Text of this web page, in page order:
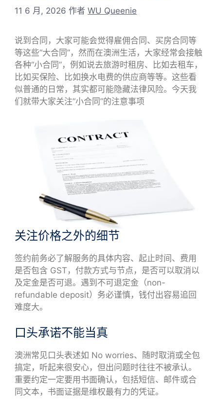
11 6 月, 2026 作者 WU Queenie
说到合同，大家可能会觉得雇佣合同、买房合同等
等这些“大合同”，然而在澳洲生活，大家经常会接触
各种“小合同”，例如说去旅游时租房、比如去租车，
比如买保险、比如换水电费的供应商等等。这些看
似普通的日常，其实都可能隐藏法律风险。今天我
们就带大家关注“小合同”的注意事项
关注价格之外的细节
签约前务必了解服务的具体内容、起止时间、费用
是否包含 GST，付款方式与节点，是否可以取消以
及定金是否可退。遇到不可退定金（non-
refundable deposit）务必谨慎，钱付出容易追回
难度大。
口头承诺不能当真
澳洲常见口头表述如 No worries、随时取消或全包
搞定，听起来很安心，但出问题时往往不被承认。
重要约定一定要用书面确认，包括短信、邮件或合
同文本，书面证据是维权最有力的凭证。